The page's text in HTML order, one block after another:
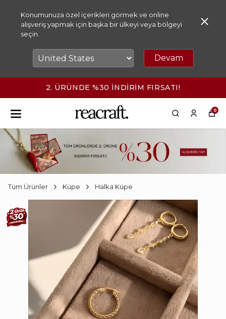
Konumunuza özel içerikleri görmek ve online
alışveriş yapmak için başka bir ülkeyi veya bölgeyi
seçin.
Devam
2. ÜRÜNDE %30 İNDİRİM FIRSATI!
0
Tüm Ürünler Küpe Halka Küpe